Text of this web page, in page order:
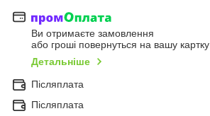
Ви отримаєте замовлення
або гроші повернуться на вашу картку
Детальніше
Післяплата
Післяплата